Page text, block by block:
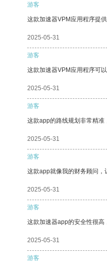
游客
这款加速器VPM应用程序提
2025-05-31
游客
这款加速器VPM应用程序可
2025-05-31
游客
这款app的路线规划非常精准
2025-05-31
游客
这款app就像我的财务顾问，
2025-05-31
游客
这款加速器app的安全性很高
2025-05-31
游客